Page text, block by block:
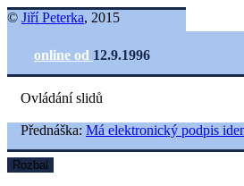
© Jiří Peterka, 2015
online od 12.9.1996
Ovládání slidů
Přednáška: Má elektronický podpis
Rozbal